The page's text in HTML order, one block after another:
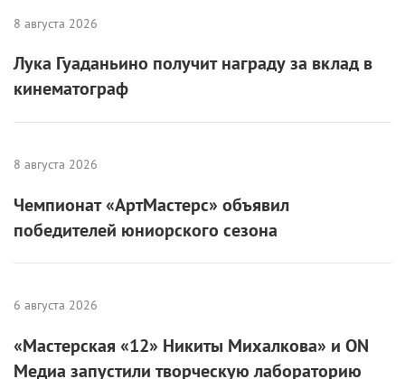
8 августа 2026
Лука Гуаданьино получит награду за вклад в
кинематограф
8 августа 2026
Чемпионат «АртМастерс» объявил
победителей юниорского сезона
6 августа 2026
«Мастерская «12» Никиты Михалкова» и ON
Медиа запустили творческую лабораторию